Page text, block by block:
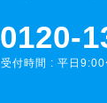
0120-
受付時間 : 平日